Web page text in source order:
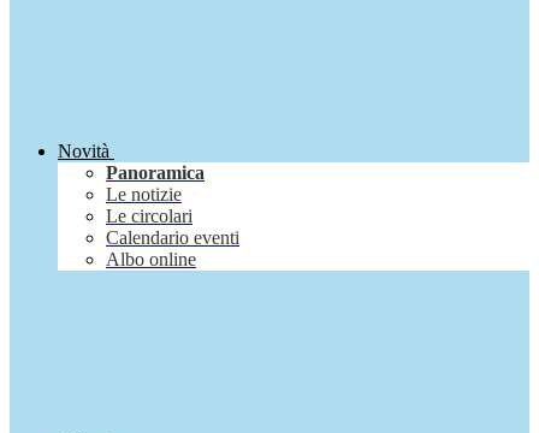
Novità
Panoramica
Le notizie
Le circolari
Calendario eventi
Albo online